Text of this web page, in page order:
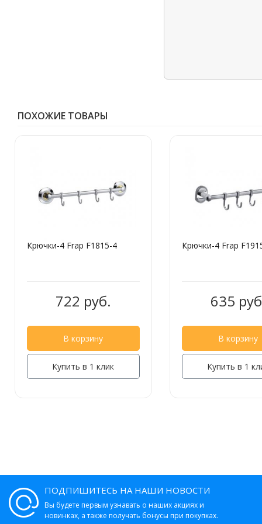
ПОХОЖИЕ ТОВАРЫ
Крючки-4 Frap F1815-4
722 руб.
В корзину
Купить в 1 клик
Крючки-4 Frap
635
В корзину
Купить в 1
ПОДПИШИТЕСЬ НА НАШИ НОВОСТИ
Вы будете первым узнавать о наших акциях и
новинках, а также получать бонусы при покупках.